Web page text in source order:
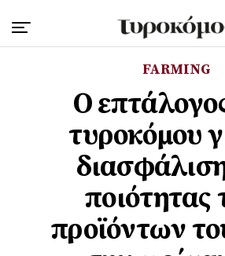
FARMING
Ο
τυροκόμου
ποιότητας
προϊόντων